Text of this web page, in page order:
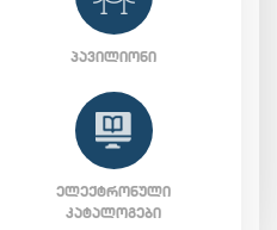
ᲞᲐᲕᲘᲚᲘᲝᲜᲘ
ᲔᲚᲔᲥᲢᲠᲝᲜᲣᲚᲘ
ᲙᲐᲢᲐᲚᲝᲒᲔᲑᲘ